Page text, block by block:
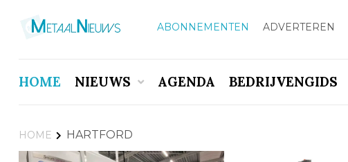
ABONNEMENTEN ADVERTEREN
HOME NIEUWS AGENDA BEDRIJVENGIDS
HOME HARTFORD